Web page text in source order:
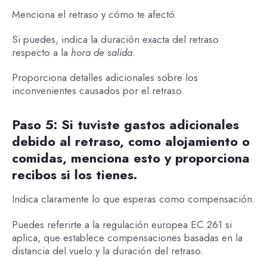
Menciona el retraso y cómo te afectó.
Si puedes, indica la duración exacta del retraso
respecto a la hora de salida.
Proporciona detalles adicionales sobre los
inconvenientes causados por el retraso.
Paso 5: Si tuviste gastos adicionales
debido al retraso, como alojamiento o
comidas, menciona esto y proporciona
recibos si los tienes.
Indica claramente lo que esperas como compensación.
Puedes referirte a la regulación europea EC 261 si
aplica, que establece compensaciones basadas en la
distancia del vuelo y la duración del retraso.